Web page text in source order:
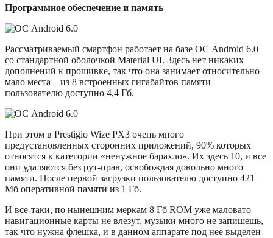
Программное обеспечение и память
Рассматриваемый смартфон работает на базе ОС Android 6.0
со стандартной оболочкой Material UI. Здесь нет никаких
дополнений к прошивке, так что она занимает относительно
мало места – из 8 встроенных гигабайтов памяти
пользователю доступно 4,4 Гб.
При этом в Prestigio Wize PX3 очень много
предустановленных сторонних приложений, 90% которых
относятся к категории «ненужное барахло». Их здесь 10, и все
они удаляются без рут-прав, освобождая довольно много
памяти. После первой загрузки пользователю доступно 421
Мб оперативной памяти из 1 Гб.
И все-таки, по нынешним меркам 8 Гб ROM уже маловато –
навигационные карты не влезут, музыки много не запишешь,
так что нужна флешка, и в данном аппарате под нее выделен